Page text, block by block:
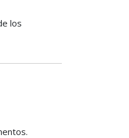
los